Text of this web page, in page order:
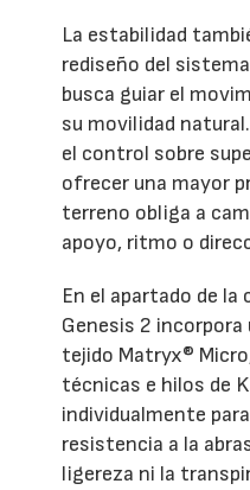
La estabilidad
rediseño del
busca guiar el
su movilidad
el control sobre
ofrecer una mayor
terreno obliga a
apoyo, ritmo o
En el apartado de
Genesis 2 incorpora
tejido Matryx®
técnicas e hilos de
individualmente
resistencia a la
ligereza ni la